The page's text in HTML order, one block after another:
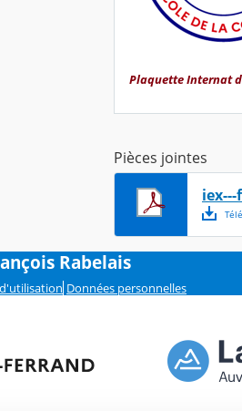
Plaquette Internat
Pièces jointes
Rabelais
Données personnelles